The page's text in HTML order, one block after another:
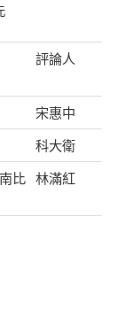
評論人
宋惠中
科大衛
比 林滿紅